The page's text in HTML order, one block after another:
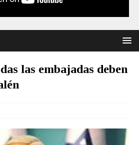
las embajadas deben